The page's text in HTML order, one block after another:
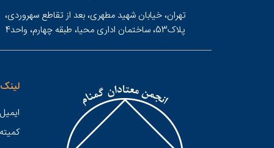
تهران، خیابان شهید مطهری، بعد از تقاطع سهروردی،
پلاک53، ساختمان اداری محیا، طبقه چهارم، واحد4